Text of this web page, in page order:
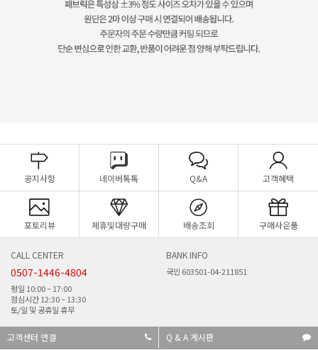
공지사항 네이버톡톡 Q&A 고객혜택
포토리뷰 제휴및대량구매 배송조회 구매사은품
CALL CENTER
0507-1446-4804
평일 10:00 ~ 17:00
점심시간 12:30 ~ 13:30
토/일 및 공휴일 휴무
BANK INFO
국민 603501-04-211851
고객센터 연결 Q & A 게시판